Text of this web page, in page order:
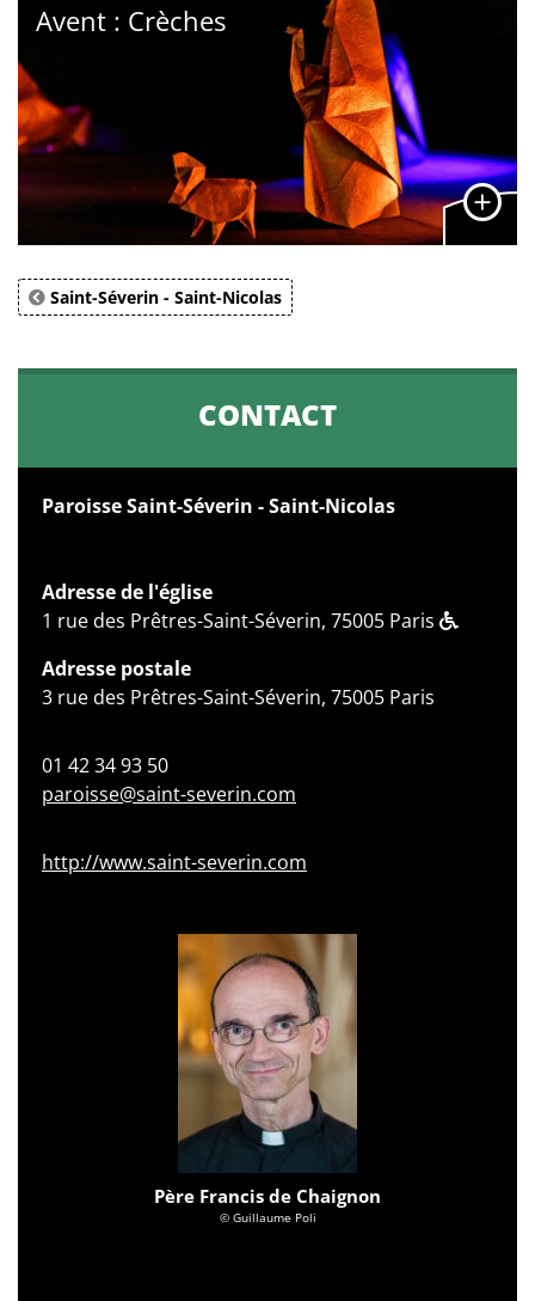
Avent : Crèches
Saint-Séverin - Saint-Nicolas
CONTACT
Paroisse Saint-Séverin - Saint-Nicolas
Adresse de l'église
1 rue des Prêtres-Saint-Séverin, 75005 Paris
Adresse postale
3 rue des Prêtres-Saint-Séverin, 75005 Paris
01 42 34 93 50
paroisse@saint-severin.com
http://www.saint-severin.com
Père Francis de Chaignon
© Guillaume Poli